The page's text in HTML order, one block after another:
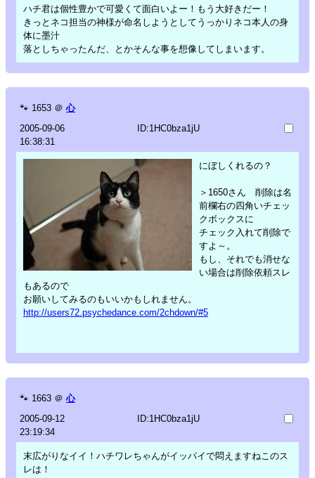
ハチ君は個性豊かで可愛くて面白いよー！もう大好きだー！
きっとネコ担当の神様が命名しようとしてうっかりネコ本人の身
体に墨汁
落としちゃったんだ、とかそんな事を想像してしまいます。
🐾 1653 ＠ 心
2005-09-06
16:38:31
ID:1HC0bza1jU
にぼしくれるの？
＞1650さん 削除は名
前欄右の四角いチェッ
クボックスに
チェック入れて削除で
すよ～。
もし、それでも消せな
い場合は削除依頼スレ
もあるので
お願いしてみるのもいいかもしれません。
http://users72.psychedance.com/2chdown/#5
🐾 1663 ＠ 心
2005-09-12
23:19:34
ID:1HC0bza1jU
末広がりなイイ！ハチワレちゃんがイッパイで悶えますねこのス
レは！